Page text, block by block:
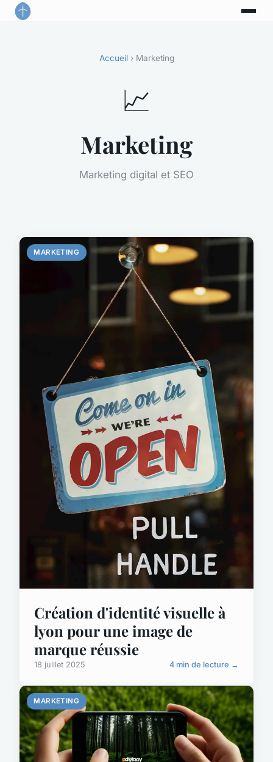
Accueil› Marketing
📈
Marketing
Marketing digital et SEO
MARKETING
Création d'identité visuelle à
lyon pour une image de
marque réussie
18 juillet 2025 4 min de lecture →
MARKETING